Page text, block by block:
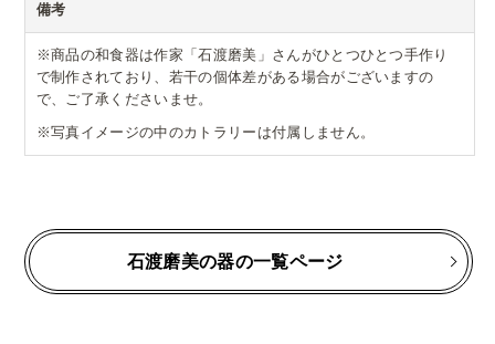
備考
※商品の和食器は作家「石渡磨美」さんがひとつひとつ手作り
で制作されており、若干の個体差がある場合がございますの
で、ご了承くださいませ。
※写真イメージの中のカトラリーは付属しません。
石渡磨美の器の一覧ページ